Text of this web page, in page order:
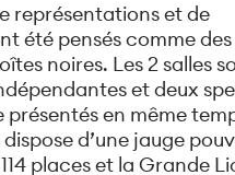
représentations et de
été pensés comme des
noires. Les 2 salles
et deux
en même
d’une jauge
places et la Grande